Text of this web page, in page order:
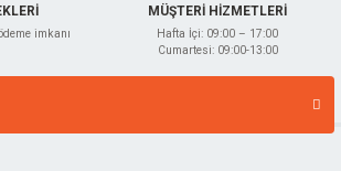
imkanı
MÜŞTERİ HİZMETLERİ
Hafta İçi: 09:00 – 17:00
Cumartesi: 09:00-13:00